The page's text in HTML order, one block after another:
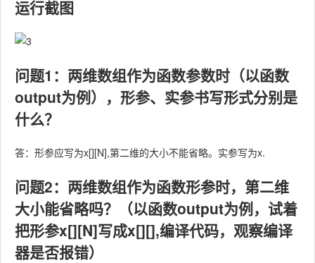
运行截图
问题1：两维数组作为函数参数时（以函数
output为例），形参、实参书写形式分别是
什么？
答：形参应写为x[][N],第二维的大小不能省略。实参写为x.
问题2：两维数组作为函数形参时，第二维
大小能省略吗？（以函数output为例，试着
把形参x[][N]写成x[][],编译代码，观察编译
器是否报错）